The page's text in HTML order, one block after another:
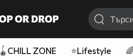
🪀CHILL ZONE ⭐Lifestyle